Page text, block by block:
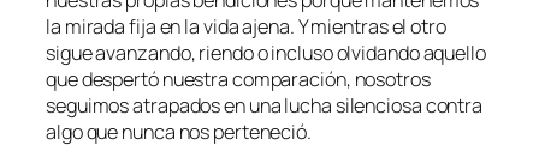
la mirada fija en la vida ajena. Y mientras el otro
sigue avanzando, riendo o incluso olvidando aquello
que despertó nuestra comparación, nosotros
seguimos atrapados en una lucha silenciosa contra
algo que nunca nos perteneció.